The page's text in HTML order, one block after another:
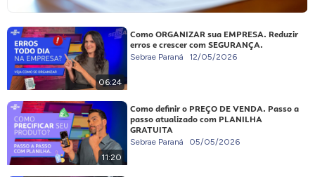
06:24
Como ORGANIZAR sua EMPRESA. Reduzir
erros e crescer com SEGURANÇA.
Sebrae Paraná 12/05/2026
11:20
Como definir o PREÇO DE VENDA. Passo a
passo atualizado com PLANILHA
GRATUITA
Sebrae Paraná 05/05/2026